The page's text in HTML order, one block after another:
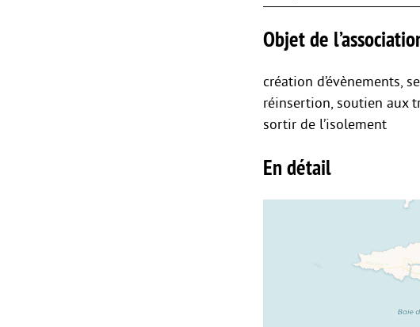
Objet de
création d’évènements,
réinsertion, soutien aux
sortir de l’isolement
En détail